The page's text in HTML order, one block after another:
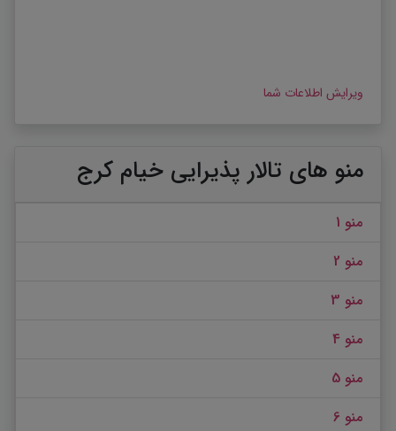
ویرایش اطلاعات شما
منو های تالار پذیرایی خیام کرج
منو 1
منو 2
منو 3
منو 4
منو 5
منو 6